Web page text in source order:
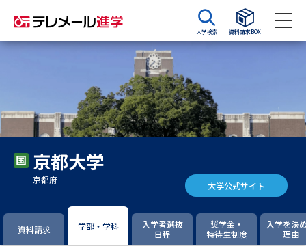
大学検索 資料請求BOX
資料請求
大学・短大の資料種類から請求
大学パンフ
大学入学共通テスト利用選抜の
過去問題集
京都大学
京都府 大学公式サイト
資料請求 学部・学科
入学者選抜
日程
奨学金・
特待生制度
入学を決
理由